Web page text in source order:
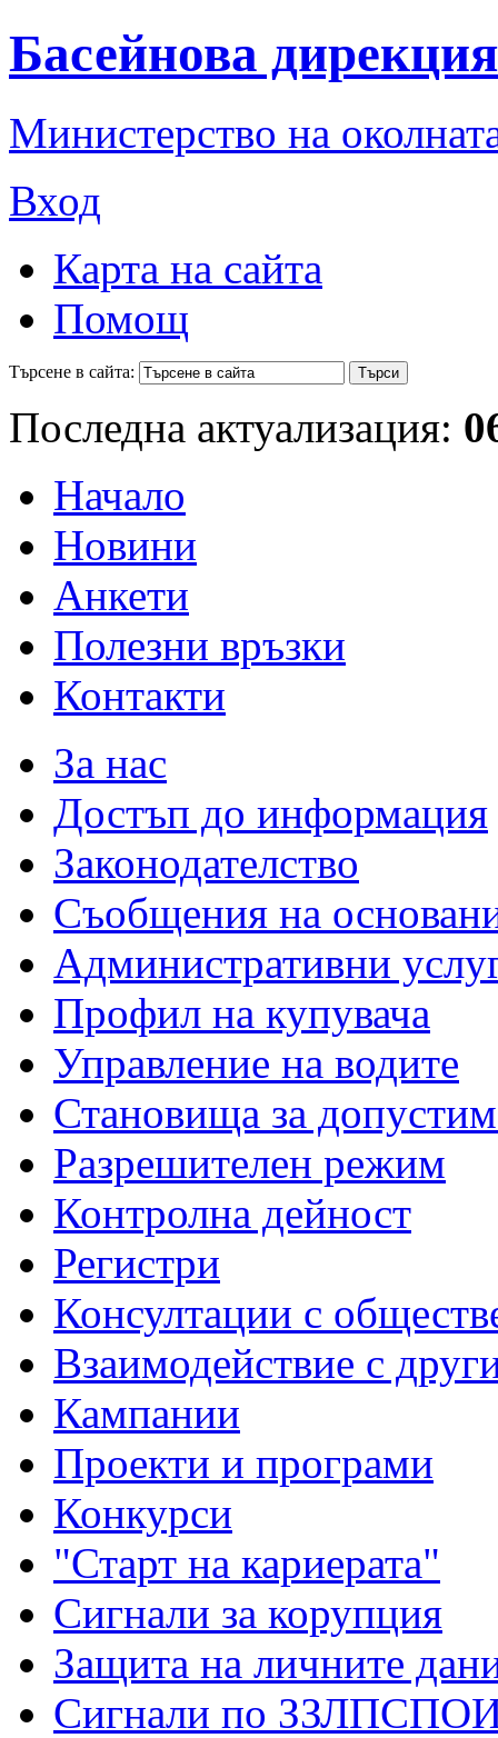
Басейнова
Министерство на
Вход
Карта на сайта
Помощ
Търсене в сайта:
Последна актуализация:
Начало
Новини
Анкети
Полезни връзки
Контакти
За нас
Достъп до информация
Законодателство
Съобщения на
Административни
Профил на купувача
Управление на водите
Становища за
Разрешителен режим
Контролна дейност
Регистри
Консултации с
Взаимодействие с
Кампании
Проекти и програми
Конкурси
"Старт на кариерата"
Сигнали за корупция
Защита на личните
Сигнали по